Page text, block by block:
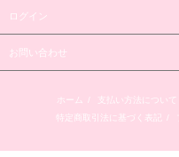
ログイン
お問い合わせ
ホーム / 支払い方法について
特定商取引法に基づく表記 /